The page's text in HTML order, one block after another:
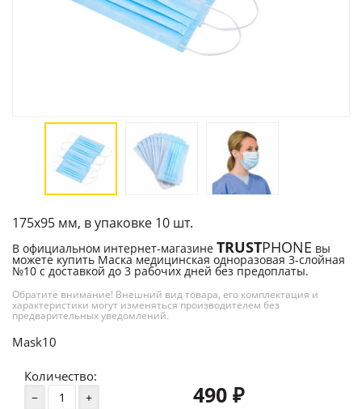
175х95 мм, в упаковке 10 шт.
В официальном интернет-магазине TRUSTPHONE вы
можете купить Маска медицинская одноразовая 3-слойная
№10 с доставкой до 3 рабочих дней без предоплаты.
Обратите внимание! Внешний вид товара, его комплектация и
характеристики могут изменяться производителем без
предварительных уведомлений.
Mask10
Количество:
490 ₽